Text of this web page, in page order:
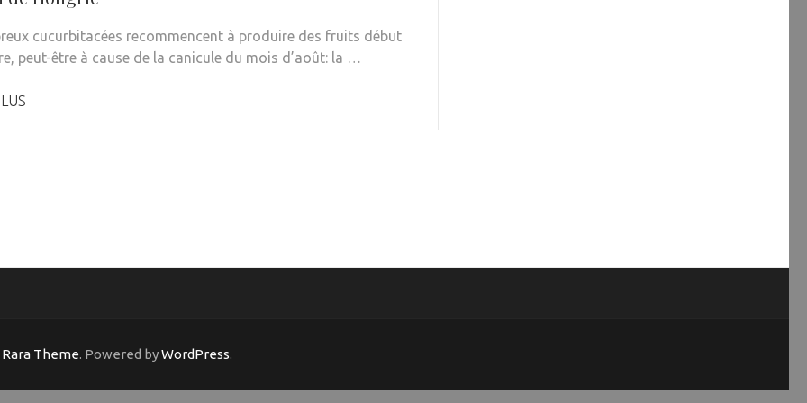
cucurbitacées recommencent à produire des fruits début
peut-être à cause de la canicule du mois d’août: la …
Rara Theme. Powered byWordPress.